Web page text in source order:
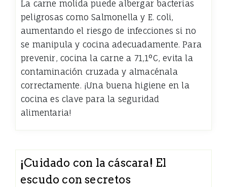
La carne molida puede albergar bacterias
peligrosas como Salmonella y E. coli,
aumentando el riesgo de infecciones si no
se manipula y cocina adecuadamente. Para
prevenir, cocina la carne a 71,1°C, evita la
contaminación cruzada y almacénala
correctamente. ¡Una buena higiene en la
cocina es clave para la seguridad
alimentaria!
¡Cuidado con la cáscara! El
escudo con secretos